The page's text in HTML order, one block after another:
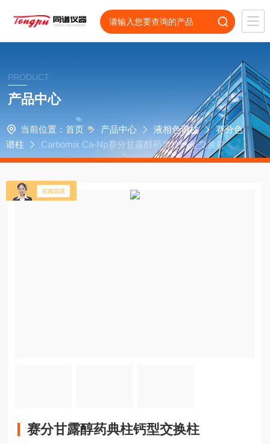
PRODUCT
产品中心
当前位置： 首页 产品中心 液相色谱柱
赛分色
谱柱
Carbomix Ca-Np赛分甘露醇药典柱钙型交换柱
赛分甘露醇药典柱钙型交换柱